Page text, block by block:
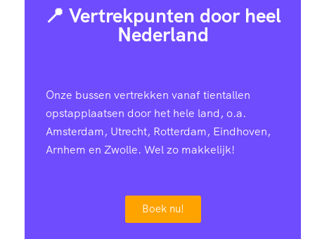
📍 Vertrekpunten door heel
Nederland
Onze bussen vertrekken vanaf tientallen
opstapplaatsen door het hele land, o.a.
Amsterdam, Utrecht, Rotterdam, Eindhoven,
Arnhem en Zwolle. Wel zo makkelijk!
Boek nu!